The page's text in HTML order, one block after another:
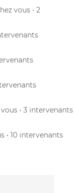
vous • 2
vous • 3 intervenants
• 10 intervenants